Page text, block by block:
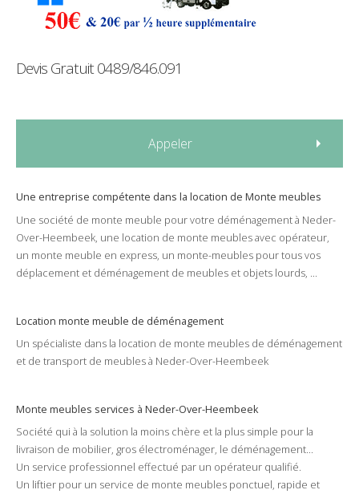
Devis Gratuit0489/846.091
Appeler
Une entreprise compétente dans la location de Monte meubles
Une société de monte meuble pour votre déménagementà Neder-
Over-Heembeek, une location de monte meublesavec opérateur,
un monte meuble en express, un monte-meubles pour tous vos
déplacement et déménagement de meubles et objets lourds, ...
Location monte meuble de déménagement
Un spécialiste dans la location de monte meubles de déménagement
et de transport de meublesà Neder-Over-Heembeek
Monte meubles services à Neder-Over-Heembeek
Société qui à la solution la moins chère et la plus simple pour la
livraison de mobilier, gros électroménager, le déménagement...
Un service professionnel effectué par un opérateur qualifié.
Un liftier pour un service de monte meubles ponctuel, rapide et